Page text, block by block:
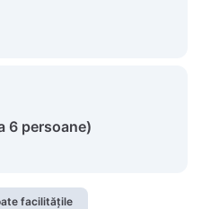
6 persoane)
facilitățile